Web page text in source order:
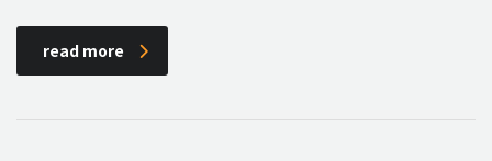
read more